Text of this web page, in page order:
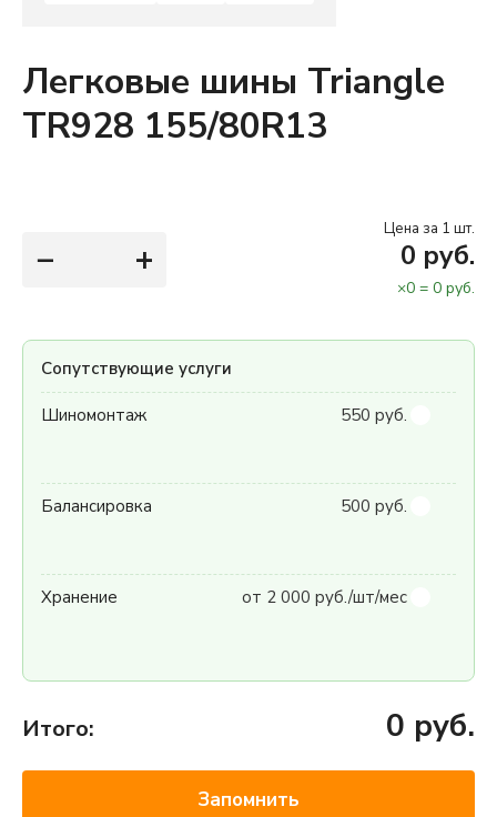
Легковые шины Triangle
TR928 155/80R13
− +
Цена за 1 шт.
0 руб.
×0 = 0 руб.
Сопутствующие услуги
Шиномонтаж 550 руб.
Балансировка 500 руб.
Хранение от 2 000 руб./шт/мес
Итого: 0 руб.
Запомнить